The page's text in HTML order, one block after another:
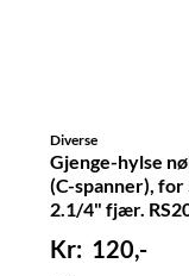
Diverse
Gjenge-hylse
(C-spanner), for
2.1/4" fjær.
120,-